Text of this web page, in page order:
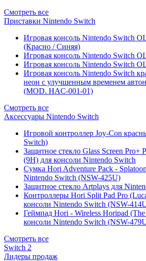
Смотреть все
Приставки Nintendo Switch
Игровая консоль Nintendo Switch
(Красно / Синяя)
Игровая консоль Nintendo Switch
Игровая консоль Nintendo Switch
Игровая консоль Nintendo Switch
неон с улучшенным временем
(MOD. HAC-001-01)
Смотреть все
Аксессуары Nintendo Switch
Игровой контроллер Joy-Con
Switch)
Защитное стекло Glass Screen Pro+
(9H) для консоли Nintendo Switch
Сумка Hori Adventure Pack -
Nintendo Switch (NSW-425U)
Защитное стекло Artplays для
Контроллеры Hori Split Pad Pro
консоли Nintendo Switch (NSW-
Геймпад Hori - Wireless Horipad
консоли Nintendo Switch (NSW-
Смотреть все
Switch 2
Лидеры продаж